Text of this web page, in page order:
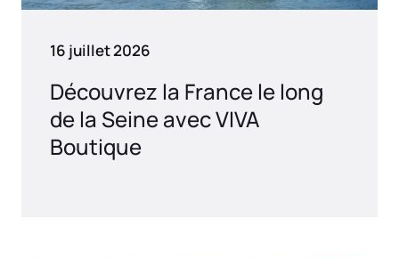
16 juillet 2026
Découvrez la France le long
de la Seine avec VIVA
Boutique